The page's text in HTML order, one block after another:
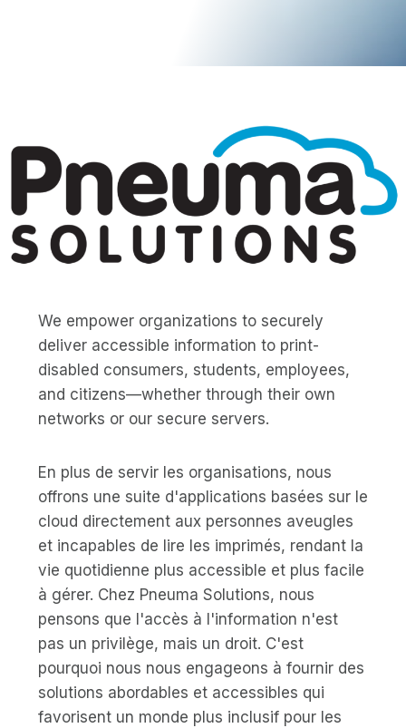
We empower organizations to securely
deliver accessible information to print-
disabled consumers, students, employees,
and citizens—whether through their own
networks or our secure servers.
En plus de servir les organisations, nous
offrons une suite d'applications basées sur le
cloud directement aux personnes aveugles
et incapables de lire les imprimés, rendant la
vie quotidienne plus accessible et plus facile
à gérer. Chez Pneuma Solutions, nous
pensons que l'accès à l'information n'est
pas un privilège, mais un droit. C'est
pourquoi nous nous engageons à fournir des
solutions abordables et accessibles qui
favorisent un monde plus inclusif pour les